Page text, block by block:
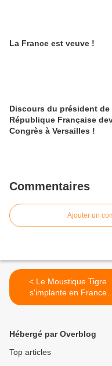
La France est veuve !
Discours du président de
République Française
Congrès à Versailles !
Commentaires
Ajouter un
< Le Moustique Tigre
s'implante en France
Métropolitaine !
Hébergé par Overblog
Top articles